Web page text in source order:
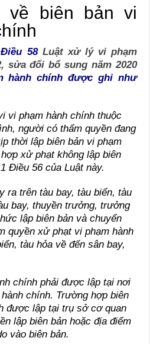
về biên bản vi
58 Luật xử lý vi phạm
sửa đổi bổ sung năm 2020
hành chính được ghi như
vi phạm hành chính thuộc
người có thẩm quyền đang
thời lập biên bản vi phạm
xử phạt không lập biên
Điều 56 của Luật này.
ra trên tàu bay, tàu biển, tàu
bay, thuyền trưởng, trưởng
lập biên bản và chuyển
quyền xử phạt vi phạm hành
tàu hỏa về đến sân bay,
chính phải được lập tại nơi
chính. Trường hợp biên
được lập tại trụ sở cơ quan
lập biên bản hoặc địa điểm
vào biên bản.